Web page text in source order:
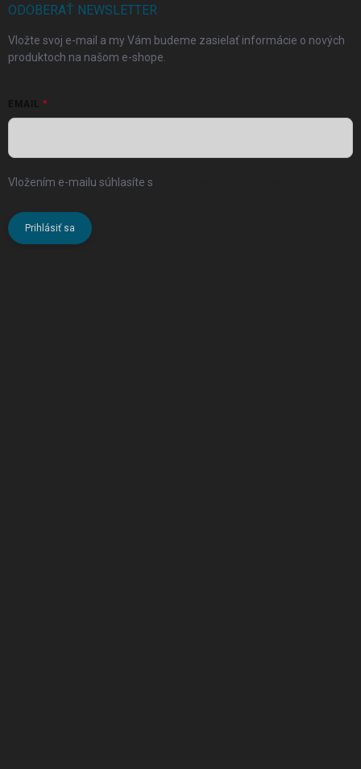
ODOBERAŤ NEWSLETTER
Vložte svoj e-mail a my Vám budeme zasielať informácie o nových
produktoch na našom e-shope.
Vložením e-mailu súhlasíte s
Prihlásiť sa